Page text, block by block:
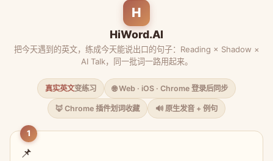
H
HiWord.AI
把今天遇到的英文，练成今天能说出口的句子：Reading × Shadow ×
AI Talk，同一批词一路用起来。
真实英文变练习 🌐 Web · iOS · Chrome 登录后同步
🦊 Chrome 插件划词收藏 🔊 原生发音 + 例句
1
📌